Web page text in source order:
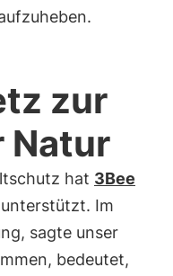
zur
Natur
hat 3Bee
Im
sagte unser
bedeutet,